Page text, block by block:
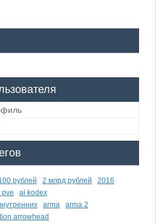
рублей 2 млрд рублей
2016
pve
ai kodex
arma
arma 2
arrowhead